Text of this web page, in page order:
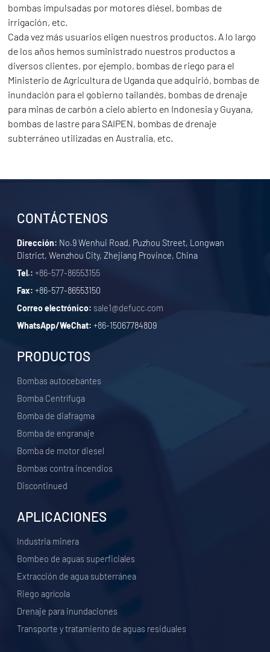
bombas impulsadas por motores diésel, bombas de
irrigación, etc.
Cada vez más usuarios eligen nuestros productos. A lo largo
de los años hemos suministrado nuestros productos a
diversos clientes, por ejemplo, bombas de riego para el
Ministerio de Agricultura de Uganda que adquirió, bombas de
inundación para el gobierno tailandés, bombas de drenaje
para minas de carbón a cielo abierto en Indonesia y Guyana,
bombas de lastre para SAIPEN, bombas de drenaje
subterráneo utilizadas en Australia, etc.
CONTÁCTENOS
Dirección: No.9 Wenhui Road, Puzhou Street, Longwan
District, Wenzhou City, Zhejiang Province, China
Tel.: +86-577-86553155
Fax: +86-577-86553150
Correo electrónico: sale1@defucc.com
WhatsApp/WeChat: +86-15067784809
PRODUCTOS
Bombas autocebantes
Bomba Centrífuga
Bomba de diafragma
Bomba de engranaje
Bomba de motor diesel
Bombas contra incendios
Discontinued
APLICACIONES
Industria minera
Bombeo de aguas superficiales
Extracción de agua subterránea
Riego agrícola
Drenaje para inundaciones
Transporte y tratamiento de aguas residuales